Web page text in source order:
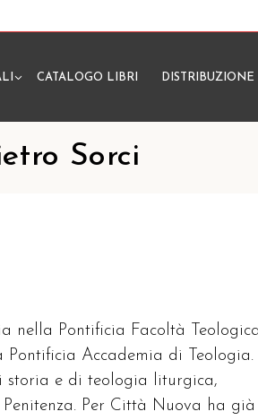
CATALOGO LIBRI DISTRIBUZIONE
Sorci
nella Pontificia Facoltà
Accademia di Teologia.
storia e di teologia liturgica,
Per Città Nuova ha già